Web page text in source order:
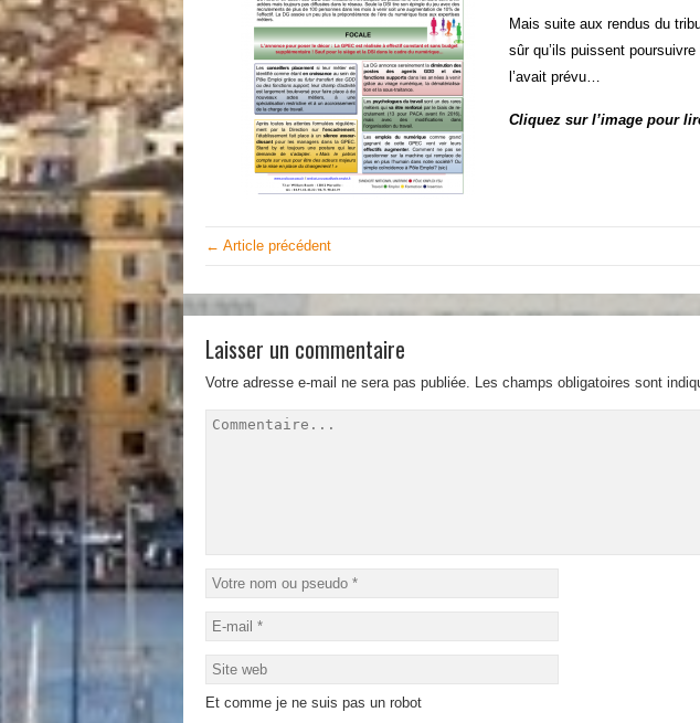
Mais suite aux rendus du
sûr qu’ils puissent
l’avait prévu…
Cliquez sur l’image pour
← Article précédent
Laisser un commentaire
Votre adresse e-mail ne sera pas publiée. Les champs obligatoires sont
Et comme je ne suis pas un robot